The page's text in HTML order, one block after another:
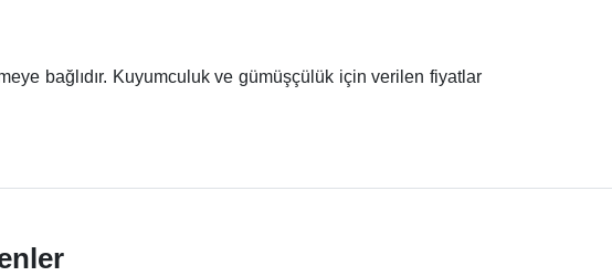
bağlıdır. Kuyumculuk ve gümüşçülük için verilen fiyatlar